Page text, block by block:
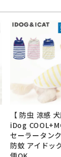
【 防虫 涼感
iDog
セーラータン
防蚊 アイドッ